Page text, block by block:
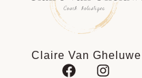
Claire Van Gheluwe